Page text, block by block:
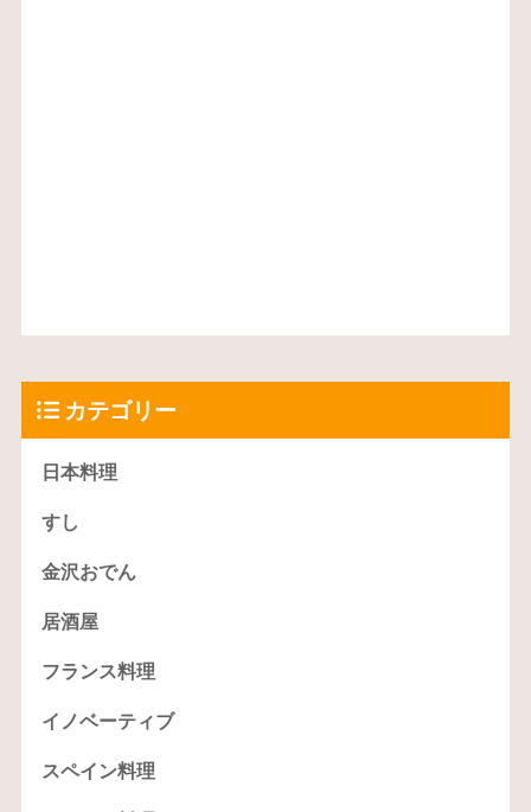
カテゴリー
日本料理
すし
金沢おでん
居酒屋
フランス料理
イノベーティブ
スペイン料理